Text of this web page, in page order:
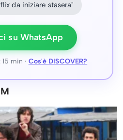
da iniziare stasera"
su WhatsApp
min · Cos'è DISCOVER?